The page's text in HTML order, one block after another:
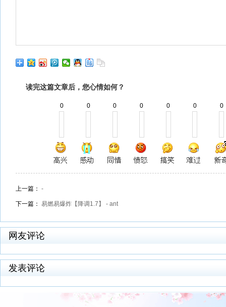
读完这篇文章后，您心情如何？
0 0 0 0 0 0 0
上一篇： -
下一篇： 易燃易爆炸【降调1.7】 - ant
网友评论
发表评论